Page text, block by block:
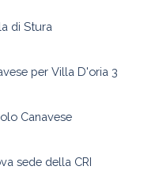
di Stura
per Villa D'oria 3
Canavese
sede della CRI